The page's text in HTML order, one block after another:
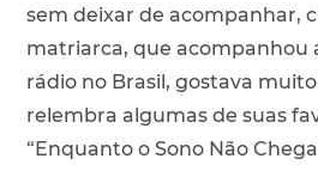
sem deixar de acompanhar,
matriarca, que acompanhou
rádio no Brasil, gostava
relembra algumas de suas
“Enquanto o Sono Não